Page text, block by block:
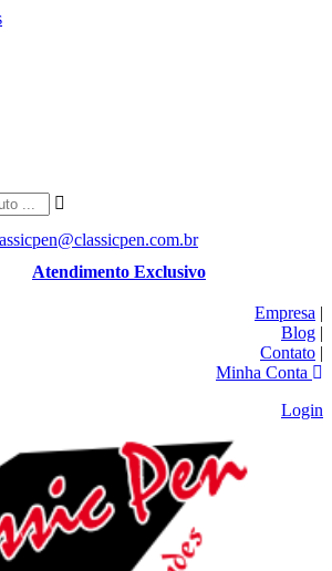
Atendimento Exclusivo
Empresa |
Blog |
Contato |
Minha Conta
Login